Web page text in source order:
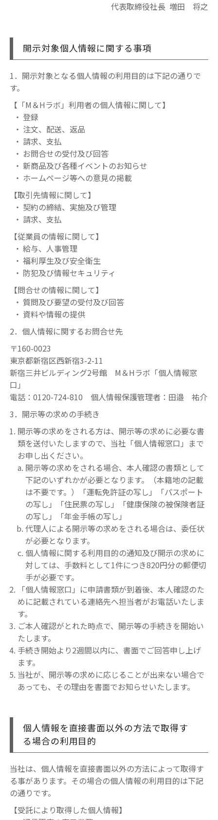
代表取締役社長 増田 将之
開示対象個人情報に関する事項
1．開示対象となる個人情報の利用目的は下記の通りで
す。
【「M＆Hラボ」利用者の個人情報に関して】
登録
注文、配送、返品
請求、支払
お問合せの受付及び回答
新商品及び各種イベントのお知らせ
ホームページ等への意見の掲載
【取引先情報に関して】
契約の締結、実施及び管理
請求、支払
【従業員の情報に関して】
給与、人事管理
福利厚生及び安全衛生
防犯及び情報セキュリティ
【問合せの情報に関して】
質問及び要望の受付及び回答
資料や情報の提供
2．個人情報に関するお問合せ先
〒160-0023
東京都新宿区西新宿3-2-11
新宿三井ビルディング2号館 M＆Hラボ「個人情報窓
口」
電話：0120-724-810 個人情報保護管理者：田邉 祐介
3．開示等の求めの手続き
開示等の求めをされる方は、開示等の求めに必要な書
類を送付いたしますので、当社「個人情報窓口」まで
お申し出ください。
開示等の求めをされる場合、本人確認の書類として
下記のいずれかが必要となります。（本籍地の記載
は不要です。）「運転免許証の写し」「パスポート
の写し」「住民票の写し」「健康保険の被保険者証
の写し」「年金手帳の写し」
代理人による開示等の求めをされる場合は、委任状
が必要となります。
個人情報に関する利用目的の通知及び開示の求めに
対しては、手数料として1件につき820円分の郵便切
手が必要です。
「個人情報窓口」に申請書類が到着後、本人確認のた
めに記載されている連絡先へ担当者がお電話いたしま
す。
ご本人確認がとれた時点で、開示等の手続きを開始い
たします。
手続き開始より2週間以内に、書面でご回答申し上げ
ます。
当社が、開示等の求めに応じることが出来ない場合で
あっても、その理由を書面でお知らせいたします。
個人情報を直接書面以外の方法で取得す
る場合の利用目的
当社は、個人情報を直接書面以外の方法によって取得す
る事があります。その場合の個人情報の利用目的は下記
の通りです。
【受託により取得した個人情報】